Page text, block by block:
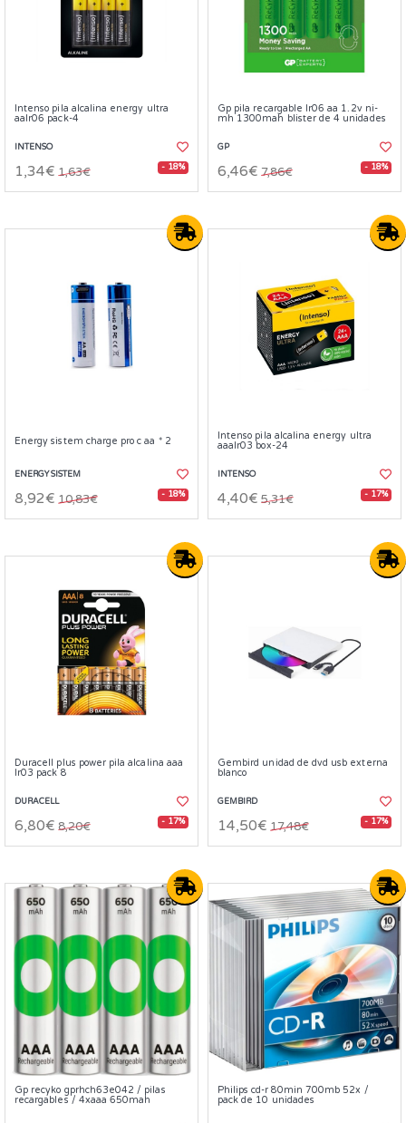
Intenso pila alcalina energy ultra
aalr06 pack-4
INTENSO
1,34€ 1,63€ - 18%
Gp pila recargable lr06 aa 1.2v ni-
mh 1300mah blister de 4 unidades
GP
6,46€ 7,86€ - 18%
Energy sistem charge pro c aa * 2
ENERGY SISTEM
8,92€ 10,83€ - 18%
Intenso pila alcalina energy ultra
aaalr03 box-24
INTENSO
4,40€ 5,31€ - 17%
Duracell plus power pila alcalina aaa
lr03 pack 8
DURACELL
6,80€ 8,20€ - 17%
Gembird unidad de dvd usb externa
blanco
GEMBIRD
14,50€ 17,48€ - 17%
Gp recyko gprhch63e042 / pilas
recargables / 4xaaa 650mah
Philips cd-r 80min 700mb 52x /
pack de 10 unidades